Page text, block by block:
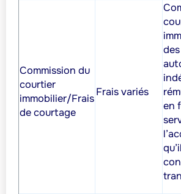
Commission du
courtier
immobilier/Frais
de courtage
Frais variés
en